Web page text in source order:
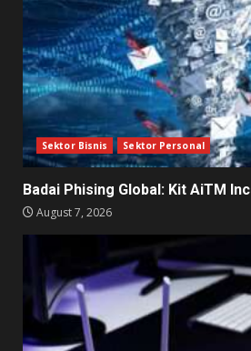
Sektor Bisnis Sektor Personal
Badai Phising Global: Kit AiTM
August 7, 2026